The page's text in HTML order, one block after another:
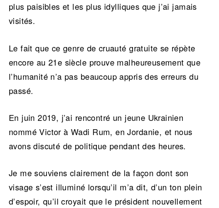
plus paisibles et les plus idylliques que j’ai jamais
visités.
Le fait que ce genre de cruauté gratuite se répète
encore au 21e siècle prouve malheureusement que
l’humanité n’a pas beaucoup appris des erreurs du
passé.
En juin 2019, j’ai rencontré un jeune Ukrainien
nommé Victor à Wadi Rum, en Jordanie, et nous
avons discuté de politique pendant des heures.
Je me souviens clairement de la façon dont son
visage s’est illuminé lorsqu’il m’a dit, d’un ton plein
d’espoir, qu’il croyait que le président nouvellement